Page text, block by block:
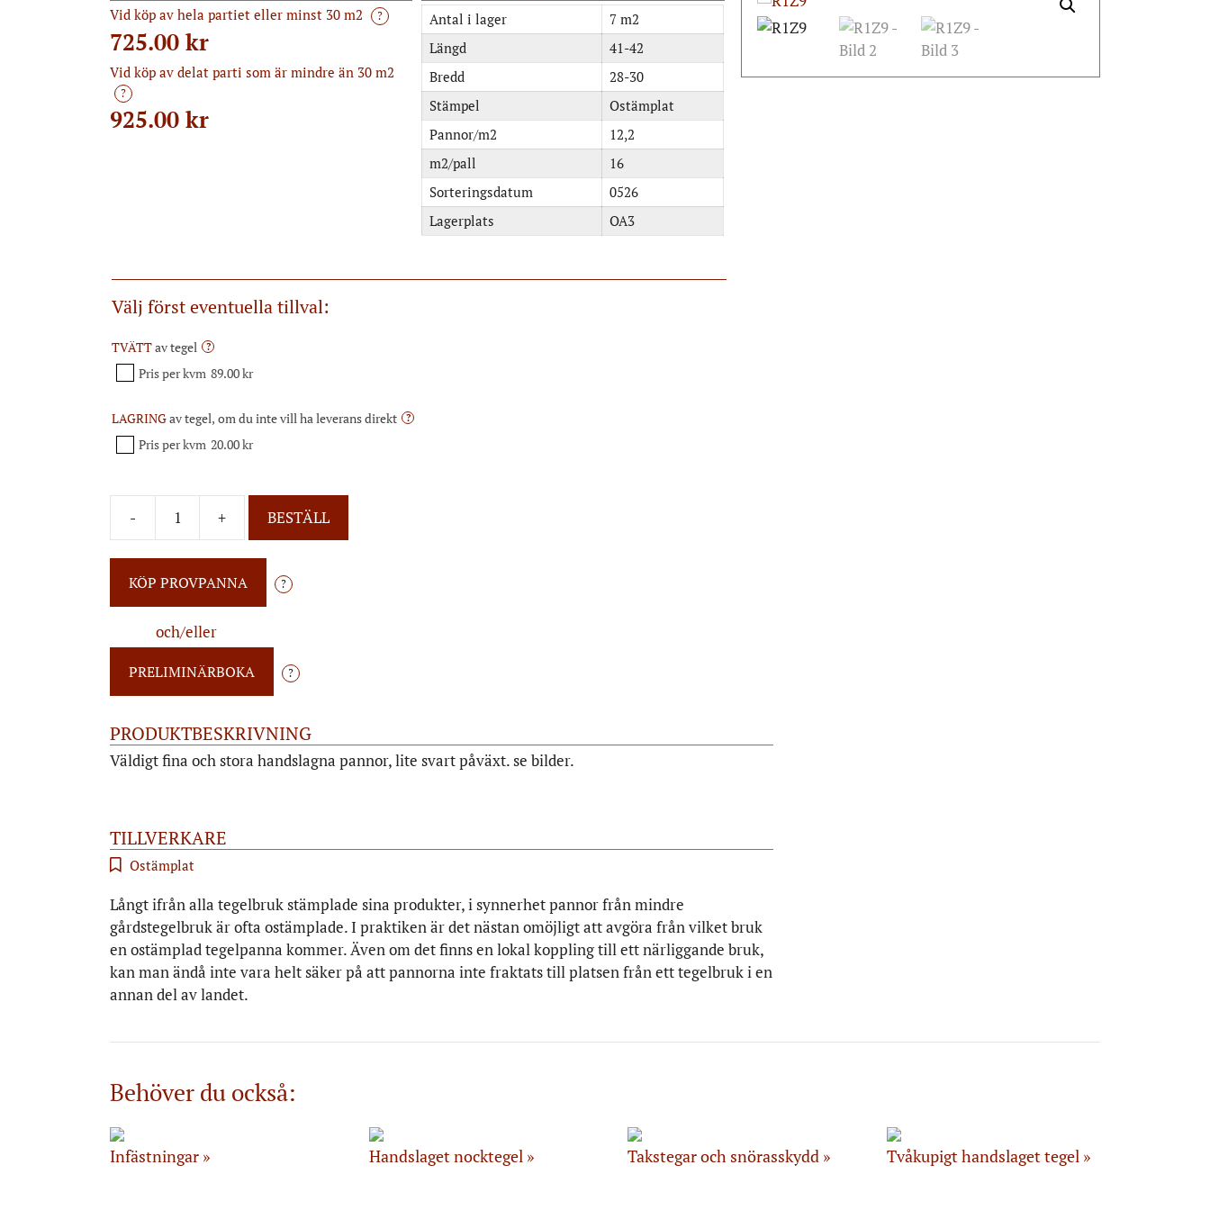
Vid köp av hela partiet eller minst 30 m2 ?
725.00 kr
Vid köp av delat parti som är mindre än 30 m2
?
925.00 kr
Antal i lager
7 m2
Längd
41-42
Bredd
28-30
Stämpel
Ostämplat
Pannor/m2
12,2
m2/pall
16
Sorteringsdatum
0526
Lagerplats
OA3
Välj först eventuella tillval:
TVÄTTav tegel ?
Pris per kvm 89.00 kr
LAGRINGav tegel, om du inte vill ha leverans direkt ?
Pris per kvm 20.00 kr
- + BESTÄLL
?
och/eller
?
PRODUKTBESKRIVNING
Väldigt fina och stora handslagna pannor, lite svart påväxt. se bilder.
TILLVERKARE
Ostämplat
Långt ifrån alla tegelbruk stämplade sina produkter, i synnerhet pannor från mindre
gårdstegelbruk är ofta ostämplade. I praktiken är det nästan omöjligt att avgöra från vilket bruk
en ostämplad tegelpanna kommer. Även om det finns en lokal koppling till ett närliggande bruk,
kan man ändå inte vara helt säker på att pannorna inte fraktats till platsen från ett tegelbruk i en
annan del av landet.
Behöver du också:
Infästningar Handslaget nocktegel Takstegar och snörasskydd Tvåkupigt handslaget tegel